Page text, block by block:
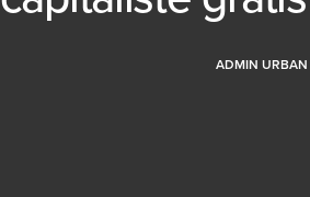
ADMIN